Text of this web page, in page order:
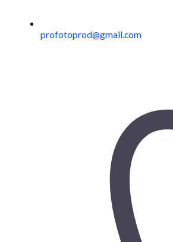
profotoprod@gmail.com